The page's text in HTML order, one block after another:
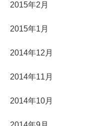
2015年2月
2015年1月
2014年12月
2014年11月
2014年10月